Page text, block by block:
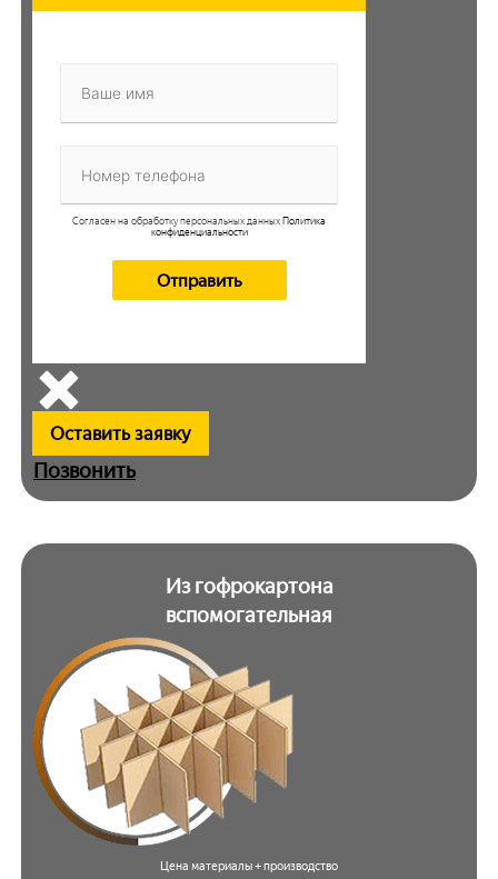
Согласен на обработку персональных данных Политика
конфиденциальности
Оставить заявку
Позвонить
Из гофрокартона
вспомогательная
Цена материалы + производство